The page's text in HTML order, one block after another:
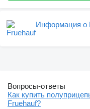
Информация о
Вопросы-ответы
Как купить
Fruehauf?